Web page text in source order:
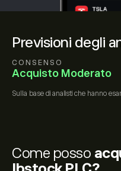
Previsioni degli
CONSENSO
Acquisto Moderato
Sulla base di analisti che hanno
Come posso